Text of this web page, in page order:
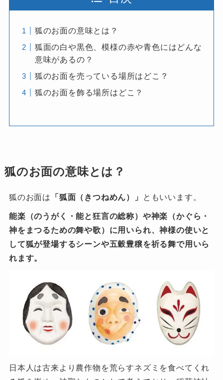
狐のお面の意味とは？
狐面の白や黒色、模様の赤や青色にはどんな
意味があるの？
狐のお面を売っている場所はどこ？
狐のお面を飾る場所はどこ？
狐のお面の意味とは？
狐のお面は 「狐面（きつねめん）」 ともいいます。
能楽（のうがく・能と狂言の総称）や神楽（かぐら・
神をまつるための舞や歌）に用いられ、神様の使いと
して狐が登場するシーンや五穀豊穣を祈る舞で用いら
れます。
日本人は古来より農作物を荒らすネズミを食べてくれ